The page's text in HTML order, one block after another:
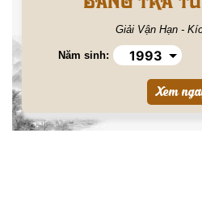
Giải Vận Hạn -
Năm sinh: